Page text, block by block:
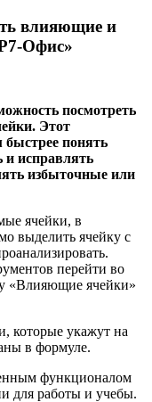
влияющие и
Офис»
посмотреть
Этот
быстрее понять
и исправлять
избыточные или
ячейки, в
выделить ячейку с
перейти во
«Влияющие ячейки»
которые укажут на
в формуле.
функционалом
для работы и учебы.